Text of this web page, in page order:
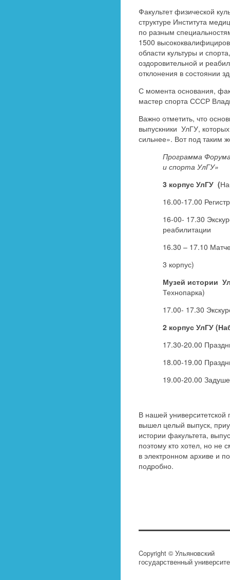
Факультет физической
структуре Института
по разным
1500
области культуры и
оздоровительной и
отклонения в состоянии
С момента основания,
мастер спорта СССР
Важно отметить, что
выпускники УлГУ,
сильнее». Вот под таким
Программа
и спорта УлГУ»
3 корпус УлГУ (
16.00-17.00
16-00- 17.30
реабилитации
16.30 – 17.10
3 корпус)
Музей истории
Технопарка)
17.00- 17.30
2 корпус УлГУ
17.30-20.00
18.00-19.00
19.00-20.00
В нашей
вышел целый выпуск,
истории факультета,
поэтому кто хотел, но не
в электронном архиве и
подробно.
Copyright © Ульяновский
государственный